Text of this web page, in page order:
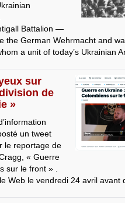
Battalion —
the German Wehrmacht and
a unit of today’s Ukrainian
sur
division de
»
un tweet
le reportage de
« Guerre
sur le front » .
Web le vendredi 24 avril avant